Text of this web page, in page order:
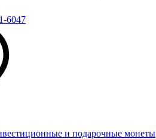
6047
и подарочные монеты